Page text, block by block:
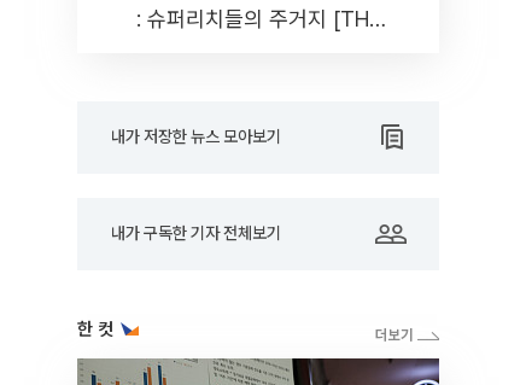
: 슈퍼리치들의 주거지 [THE
내가 저장한 뉴스 모아보기
내가 구독한 기자 전체보기
한 컷